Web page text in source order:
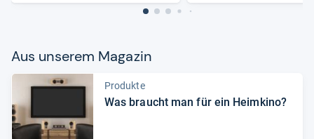
Aus unse­rem Maga­zin
Produkte
Was braucht man für ein Heim­kino?